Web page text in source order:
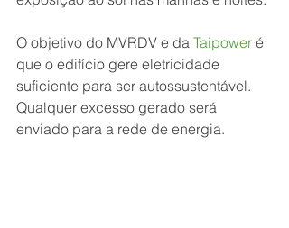
O objetivo do MVRDV e da Taipower é
que o edifício gere eletricidade
suficiente para ser autossustentável.
Qualquer excesso gerado será
enviado para a rede de energia.